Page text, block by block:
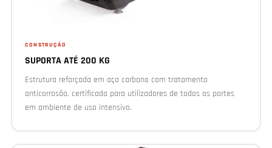
CONSTRUÇÃO
SUPORTA ATÉ 200 KG
Estrutura reforçada em aço carbono com tratamento
anticorrosão, certificada para utilizadores de todos os portes
em ambiente de uso intensivo.